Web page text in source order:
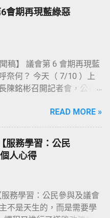
）這二部草案的立
參與公共政策自治條例草
）年 10 月 29 日，由湯詠
完成提案；《高雄市發展
草案》則於 113 年 10 月
員召開第一次公聽會（會
月 24 日，由林智鴻議員召
會議資料連結：
），並於上會期（第
議員完成提案；惟兩案於
這二部自治條例草案就曾經
及提案等程序，只可惜最
議擱置，遂功虧一簣！
會期再現藍綠惡
稿】 議會第 6 會期再現藍
奈何？ 今天（ 7/10 ）上
陳銘彬召開記者會，公布
10 位【問政優質議員】、以
單】；此外，也針對本會
體表現作出總評。 陳銘彬
結果公布時間之所以延宕
6 會期的「委員會會議譯
量龐大，評鑑志工需大量
評鑑作業流程比預訂時間
READ MORE »
服務學習：公民
人心得
務學習：公民參與及議會
不是天生的，而是需要學